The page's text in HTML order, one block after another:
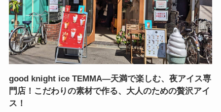
good knight ice TEMMA—天満で楽しむ、夜アイス専
門店！こだわりの素材で作る、大人のための贅沢アイ
ス！